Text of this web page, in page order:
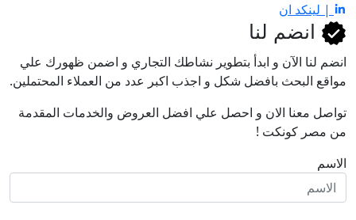
| لينكد ان
انضم لنا
انضم لنا اﻵن و ابدأ بتطوير نشاطك التجاري و اضمن ظهورك علي
مواقع البحث بافضل شكل و اجذب اكبر عدد من العملاء المحتملين.
تواصل معنا الان و احصل علي افضل العروض والخدمات المقدمة
من مصر كونكت !
الاسم